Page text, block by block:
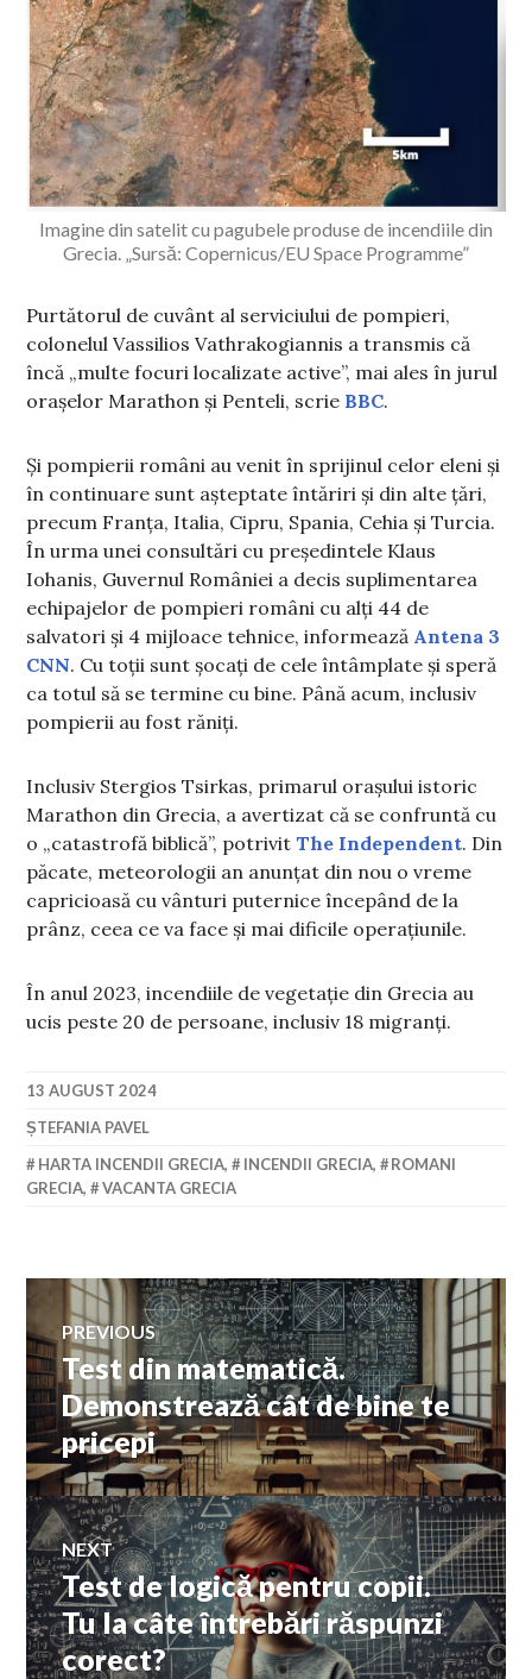
Imagine din satelit cu pagubele produse de incendiile din
Grecia. „Sursă: Copernicus/EU Space Programme”
Purtătorul de cuvânt al serviciului de pompieri,
colonelul Vassilios Vathrakogiannis a transmis că
încă „multe focuri localizate active”, mai ales în jurul
orașelor Marathon și Penteli, scrie BBC.
Și pompierii români au venit în sprijinul celor eleni și
în continuare sunt așteptate întăriri și din alte țări,
precum Franţa, Italia, Cipru, Spania, Cehia şi Turcia.
În urma unei consultări cu președintele Klaus
Iohanis, Guvernul României a decis suplimentarea
echipajelor de pompieri români cu alți 44 de
salvatori și 4 mijloace tehnice, informează Antena 3
CNN. Cu toții sunt șocați de cele întâmplate și speră
ca totul să se termine cu bine. Până acum, inclusiv
pompierii au fost răniți.
Inclusiv Stergios Tsirkas, primarul orașului istoric
Marathon din Grecia, a avertizat că se confruntă cu
o „catastrofă biblică”, potrivit The Independent. Din
păcate, meteorologii an anunțat din nou o vreme
capricioasă cu vânturi puternice începând de la
prânz, ceea ce va face și mai dificile operațiunile.
În anul 2023, incendiile de vegetație din Grecia au
ucis peste 20 de persoane, inclusiv 18 migranți.
13 AUGUST 2024
ȘTEFANIA PAVEL
HARTA INCENDII GRECIA, INCENDII GRECIA,
ROMANI
GRECIA, VACANTA GRECIA
Navigare
în
articole
PREVIOUS
Previous
post:
Test din matematică.
Demonstrează cât de bine te
pricepi
NEXT
Next
post:
Test de logică pentru copii.
Tu la câte întrebări răspunzi
corect?